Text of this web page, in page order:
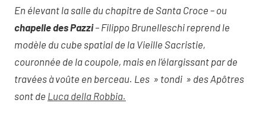
En élevant la salle du chapitre de Santa Croce – ou
chapelle des Pazzi– Filippo Brunelleschi reprend le
modèle du cube spatial de la Vieille Sacristie,
couronnée de la coupole, mais en l’élargissant par de
travées à voûte en berceau. Les » tondi » des Apôtres
sont de Luca della Robbia.